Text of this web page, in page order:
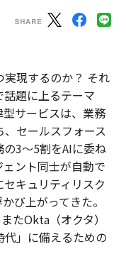
現するのか？ それ
題に上るテーマ
サービスは、業務
セールスフォース
3〜5割をAIに委ね
ント同士が自動で
キュリティリスク
び上がってきた。
たOkta（オクタ）
」に備えるための